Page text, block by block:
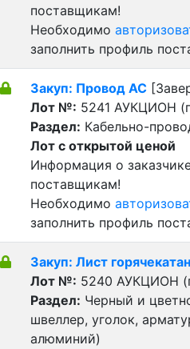
поставщикам!
Необходимо
заполнить профиль
Закуп: Провод АС
Лот №: 5241 АУКЦИОН
Раздел: Кабельно-
Лот с открытой ценой
Информация о
поставщикам!
Необходимо
заполнить профиль
Закуп: Лист
Лот №: 5240 АУКЦИОН
Раздел: Черный и
швеллер, уголок,
алюминий)